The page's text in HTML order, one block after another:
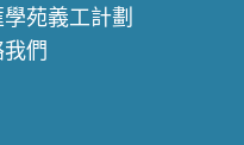
苑義工計劃
們